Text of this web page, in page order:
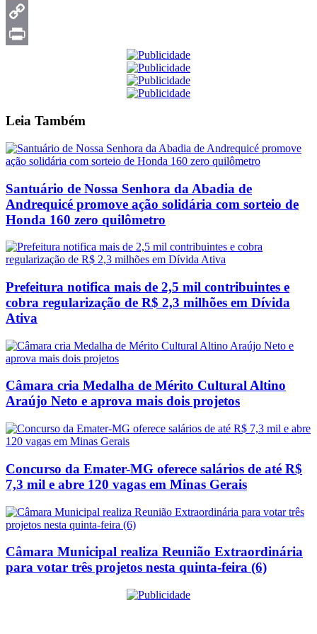
Telegram
Copy
Leia Também
Santuário de Nossa Senhora da Abadia de
Andrequicé promove ação solidária com sorteio de
Honda 160 zero quilômetro
Prefeitura notifica mais de 2,5 mil contribuintes e
cobra regularização de R$ 2,3 milhões em Dívida
Ativa
Câmara cria Medalha de Mérito Cultural Altino
Araújo Neto e aprova mais dois projetos
Concurso da Emater-MG oferece salários de até R$
7,3 mil e abre 120 vagas em Minas Gerais
Câmara Municipal realiza Reunião Extraordinária
para votar três projetos nesta quinta-feira (6)